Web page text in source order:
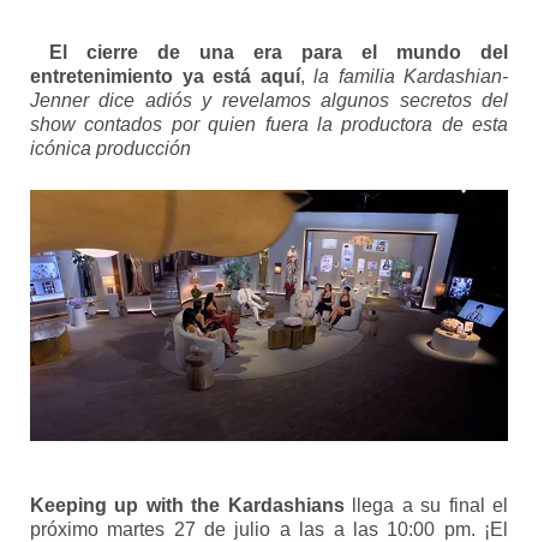
El cierre de una era para el mundo del
entretenimiento ya está aquí, la familia Kardashian-
Jenner dice adiós y revelamos algunos secretos del
show contados por quien fuera la productora de esta
icónica producción
Keeping up with the Kardashiansllega a su final el
próximo martes 27 de julio a las a las 10:00 pm. ¡El